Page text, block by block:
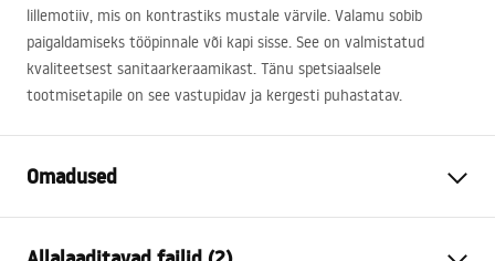
lillemotiiv, mis on kontrastiks mustale värvile. Valamu sobib
paigaldamiseks tööpinnale või kapi sisse. See on valmistatud
kvaliteetsest sanitaarkeraamikast. Tänu spetsiaalsele
tootmisetapile on see vastupidav ja kergesti puhastatav.
Omadused